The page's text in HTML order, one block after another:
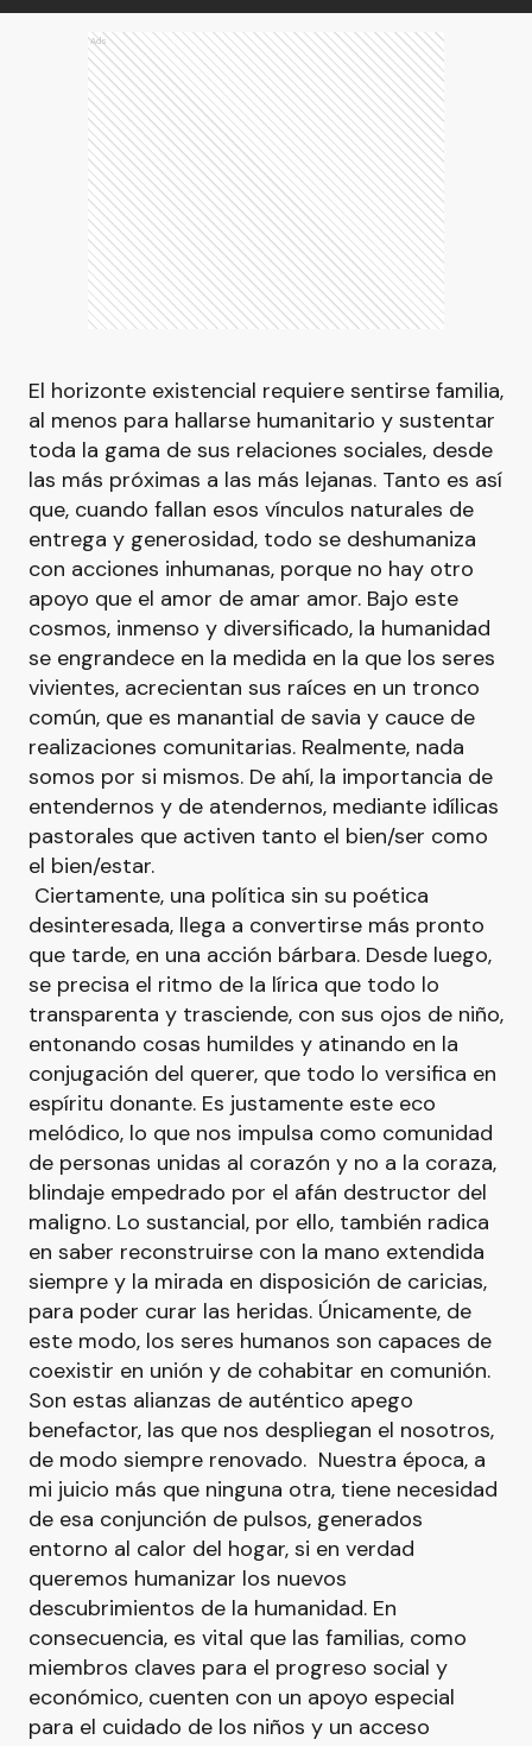
Ads
El horizonte existencial requiere sentirse familia,
al menos para hallarse humanitario y sustentar
toda la gama de sus relaciones sociales, desde
las más próximas a las más lejanas. Tanto es así
que, cuando fallan esos vínculos naturales de
entrega y generosidad, todo se deshumaniza
con acciones inhumanas, porque no hay otro
apoyo que el amor de amar amor. Bajo este
cosmos, inmenso y diversificado, la humanidad
se engrandece en la medida en la que los seres
vivientes, acrecientan sus raíces en un tronco
común, que es manantial de savia y cauce de
realizaciones comunitarias. Realmente, nada
somos por si mismos. De ahí, la importancia de
entendernos y de atendernos, mediante idílicas
pastorales que activen tanto el bien/ser como
el bien/estar.
Ciertamente, una política sin su poética
desinteresada, llega a convertirse más pronto
que tarde, en una acción bárbara. Desde luego,
se precisa el ritmo de la lírica que todo lo
transparenta y trasciende, con sus ojos de niño,
entonando cosas humildes y atinando en la
conjugación del querer, que todo lo versifica en
espíritu donante. Es justamente este eco
melódico, lo que nos impulsa como comunidad
de personas unidas al corazón y no a la coraza,
blindaje empedrado por el afán destructor del
maligno. Lo sustancial, por ello, también radica
en saber reconstruirse con la mano extendida
siempre y la mirada en disposición de caricias,
para poder curar las heridas. Únicamente, de
este modo, los seres humanos son capaces de
coexistir en unión y de cohabitar en comunión.
Son estas alianzas de auténtico apego
benefactor, las que nos despliegan el nosotros,
de modo siempre renovado. Nuestra época, a
mi juicio más que ninguna otra, tiene necesidad
de esa conjunción de pulsos, generados
entorno al calor del hogar, si en verdad
queremos humanizar los nuevos
descubrimientos de la humanidad. En
consecuencia, es vital que las familias, como
miembros claves para el progreso social y
económico, cuenten con un apoyo especial
para el cuidado de los niños y un acceso